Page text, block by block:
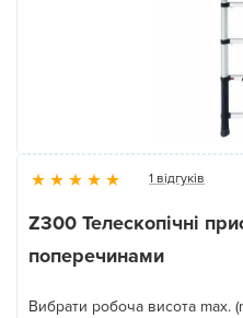
1 відгуків
Z300 Телескопічні
поперечинами
Вибрати робоча висота max.